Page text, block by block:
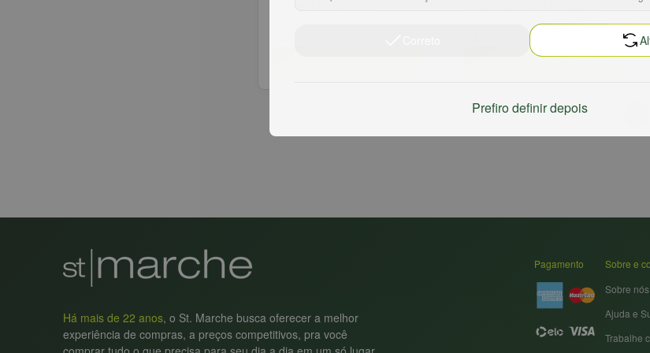
Saúde Menta 25m
Superfloss 50 Unidades
Adicionar
Há mais de 22 anos, o St. Marche busca oferecer a melhor
experiência de compras, a preços competitivos, pra você
Pagamento
Sobre e
Sobre nós
Ajuda e
Trabalhe
Prefiro definir depois